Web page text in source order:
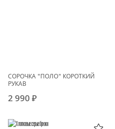
СОРОЧКА "ПОЛО" КОРОТКИЙ
РУКАВ
2 990 ₽